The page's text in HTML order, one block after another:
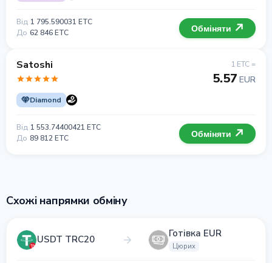
Від 1 795.590031 ETC
До 62 846 ETC Обміняти
Satoshi
Diamond
1 ETC =
5.57 EUR
Від 1 553.74400421 ETC
До 89 812 ETC Обміняти
Схожі напрямки обміну
USDT TRC20 Готівка EUR
Цюрих